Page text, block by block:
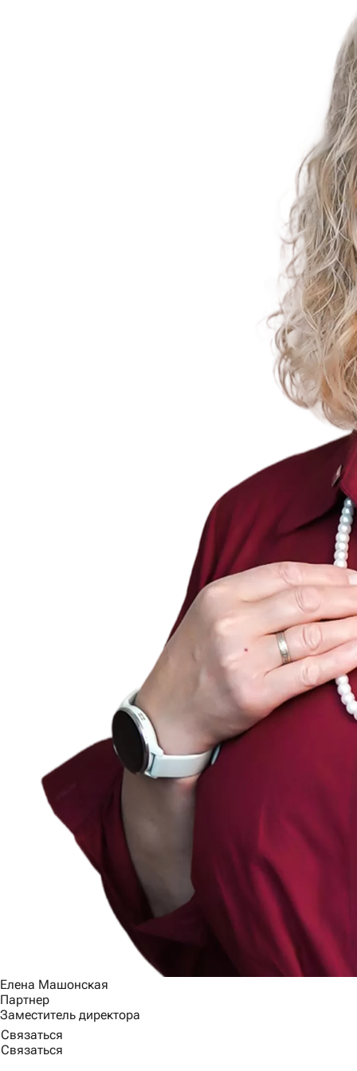
Елена Машонская
Партнер
Заместитель директора
Связаться
Связаться